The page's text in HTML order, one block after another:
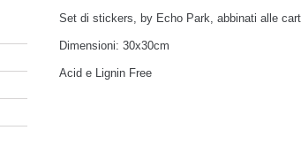
Set di stickers, by Echo Park, abbinati alle
Dimensioni: 30x30cm
Acid e Lignin Free